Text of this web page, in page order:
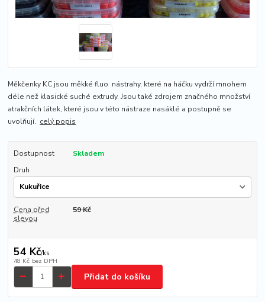
Měkčenky KC jsou měkké fluo nástrahy, které na háčku vydrží mnohem
déle než klasické suché extrudy. Jsou také zdrojem značného množství
atrakčních látek, které jsou v této nástraze nasáklé a postupně se
uvolňují. celý popis
Dostupnost
Skladem
Druh
Cena před
slevou
59 Kč
54 Kč/ks
48 Kč bez DPH
Přidat do košíku